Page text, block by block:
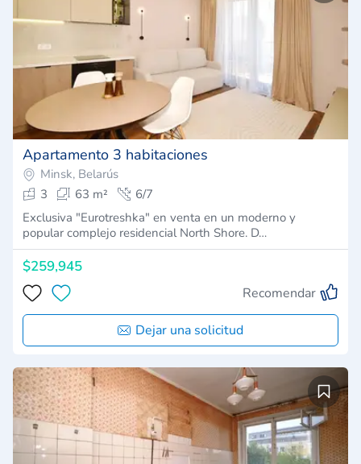
Apartamento 3 habitaciones
Minsk, Belarús
3
63 m²
6/7
Exclusiva "Eurotreshka" en venta en un moderno y
popular complejo residencial North Shore. D…
$259,945
Recomendar
Dejar una solicitud